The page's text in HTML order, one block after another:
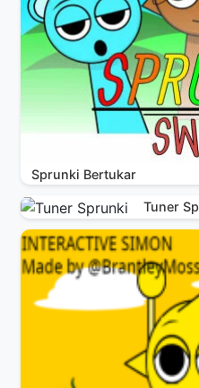
Sprunki Bertukar
Tuner